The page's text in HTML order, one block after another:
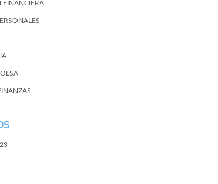
FINANCIERA